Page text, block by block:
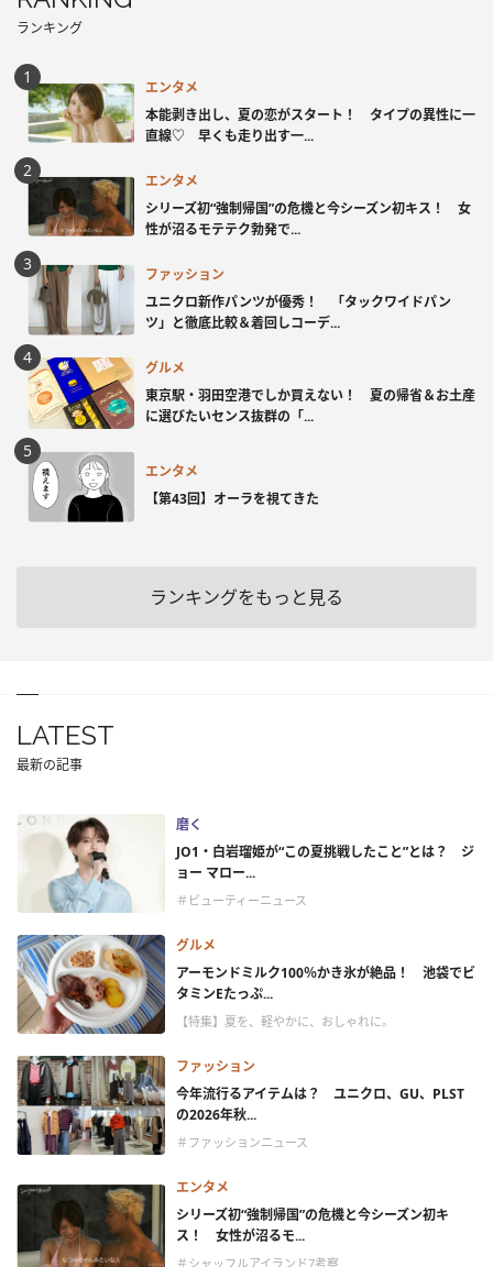
ランキング
エンタメ
本能剥き出し、夏の恋がスタート！ タイプの異性に一
直線♡ 早くも走り出す一...
エンタメ
シリーズ初“強制帰国”の危機と今シーズン初キス！ 女
性が沼るモテテク勃発で...
ファッション
ユニクロ新作パンツが優秀！ 「タックワイドパン
ツ」と徹底比較＆着回しコーデ...
グルメ
東京駅・羽田空港でしか買えない！ 夏の帰省＆お土産
に選びたいセンス抜群の「...
エンタメ
【第43回】オーラを視てきた
ランキングをもっと見る
LATEST
最新の記事
磨く
JO1・白岩瑠姫が“この夏挑戦したこと”とは？ ジ
ョー マロー...
＃ビューティーニュース
グルメ
アーモンドミルク100％かき氷が絶品！ 池袋でビ
タミンEたっぷ...
【特集】夏を、軽やかに、おしゃれに。
ファッション
今年流行るアイテムは？ ユニクロ、GU、PLST
の2026年秋...
＃ファッションニュース
エンタメ
シリーズ初“強制帰国”の危機と今シーズン初キ
ス！ 女性が沼るモ...
＃シャッフルアイランド7考察